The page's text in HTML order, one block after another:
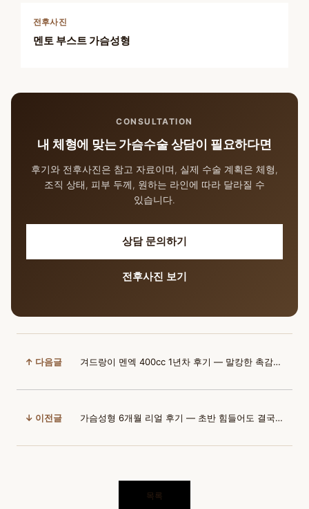
전후사진
멘토 부스트 가슴성형
CONSULTATION
내 체형에 맞는 가슴수술 상담이 필요하다면
후기와 전후사진은 참고 자료이며, 실제 수술 계획은 체형,
조직 상태, 피부 두께, 원하는 라인에 따라 달라질 수
있습니다.
상담 문의하기
전후사진 보기
↑ 다음글 겨드랑이 멘엑 400cc 1년차 후기 — 말캉한 촉감에 완벽 만족
↓ 이전글 가슴성형 6개월 리얼 후기 — 초반 힘들어도 결국 최상 만족도
목록